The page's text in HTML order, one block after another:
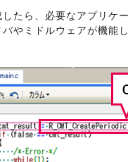
たら、必要なアプリ
やミドルウェアが機能